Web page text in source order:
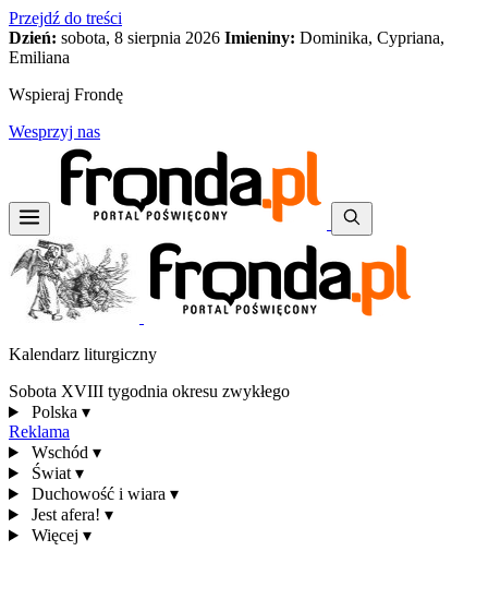
Przejdź do treści
Dzień: sobota, 8 sierpnia 2026 Imieniny: Dominika, Cypriana,
Emiliana
Wspieraj Frondę
Wesprzyj nas
Kalendarz liturgiczny
Sobota XVIII tygodnia okresu zwykłego
Polska ▾
Reklama
Wschód ▾
Świat ▾
Duchowość i wiara ▾
Jest afera! ▾
Więcej ▾